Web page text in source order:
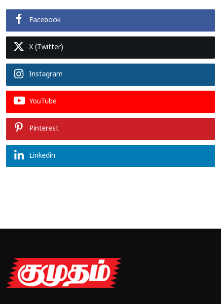
Facebook
X (Twitter)
Instagram
YouTube
Pinterest
Linkedin